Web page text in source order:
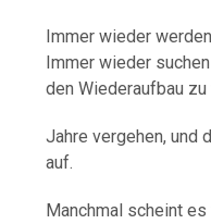
Immer wieder
Immer wieder
den Wiederaufbau zu
Jahre vergehen, und
auf.
Manchmal scheint